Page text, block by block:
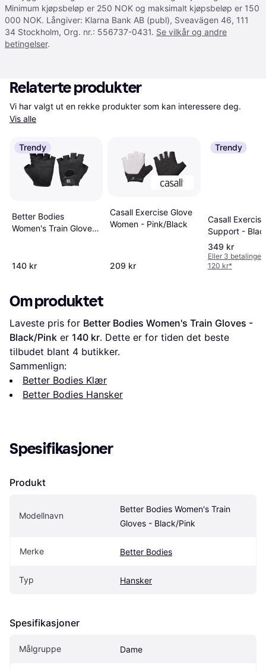
Minimum kjøpsbeløp er 250 NOK og maksimalt kjøpsbeløp er 150
000 NOK. Långiver: Klarna Bank AB (publ), Sveavägen 46, 111
34 Stockholm, Org. nr.: 556737-0431. Se vilkår og andre
betingelser.
Relaterte produkter
Vis alle
Trendy
Better Bodies
Women's Train Gloves
140 kr
Casall Exercise Glove
Women - Pink/Black
209 kr
Trendy
Casall
Support -
349 kr
Eller 3 betalinger
120 kr*
Om produktet
Laveste pris for Better Bodies Women's Train Gloves -
Black/Pink er 140 kr. Dette er for tiden det beste
tilbudet blant 4 butikker.
Sammenlign:
Better Bodies Klær
Better Bodies Hansker
Spesifikasjoner
Produkt
Modellnavn
Better Bodies Women's Train
Gloves - Black/Pink
Merke Better Bodies
Typ Hansker
Spesifikasjoner
Målgruppe Dame